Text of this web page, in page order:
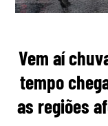
Vem aí
tempo
as regiões